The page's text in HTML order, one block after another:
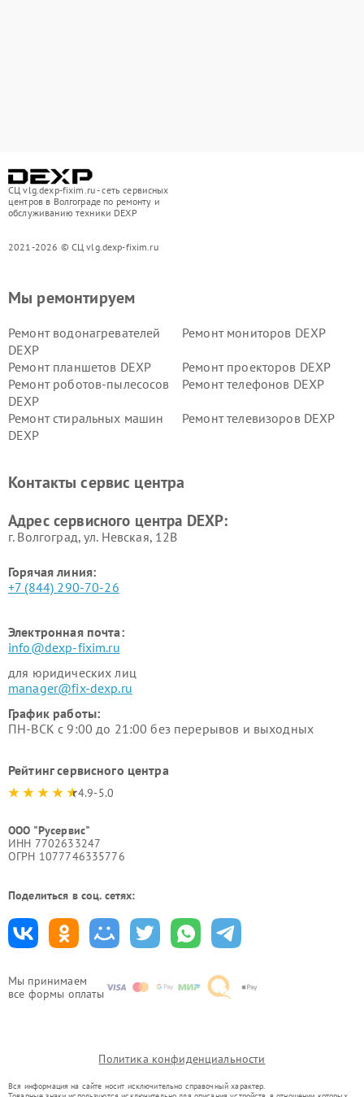
СЦ vlg.dexp-fixim.ru - сеть сервисных
центров в Волгограде по ремонту и
обслуживанию техники DEXP
2021-2026 © СЦ vlg.dexp-fixim.ru
Мы принимаем
все формы оплаты
Мы ремонтируем
Ремонт водонагревателей
DEXP
Ремонт мониторов DEXP
Ремонт планшетов DEXP
Ремонт проекторов DEXP
Ремонт роботов-пылесосов
DEXP
Ремонт телефонов DEXP
Ремонт стиральных машин
DEXP
Ремонт телевизоров DEXP
Ремонт серверов DEXP
Ремонт мини пк DEXP
Контакты сервис центра
Адрес сервисного центра DEXP:
г. Волгоград, ул. Невская, 12В
Горячая линия:
+7 (844) 290-70-26
Электронная почта:
info@dexp-fixim.ru
для юридических лиц
manager@fix-dexp.ru
График работы:
ПН-ВСК с 9:00 до 21:00 без перерывов и выходных
Рейтинг сервисного центра
4.9-5.0
ООО "Русервис"
ИНН 7702633247
ОГРН 1077746335776
Поделиться в соц. сетях:
Политика конфиденциальности
Вся информация на сайте носит исключительно справочный характер.